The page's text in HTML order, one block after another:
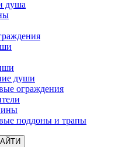
душа
души
ограждения
поддоны и трапы